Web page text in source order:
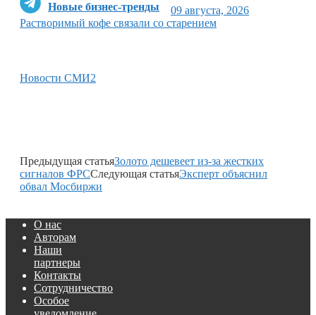
Новые бизнес-тренды
09 августа, 2026
Растворимый кофе связали со старением
Новости СМИ2
Предыдущая статьяЗолото дешевеет из-за жестких
сигналов ФРССледующая статьяЭксперт объяснил
обвал Мосбиржи
О нас
Авторам
Наши
партнеры
Контакты
Сотрудничество
Особое